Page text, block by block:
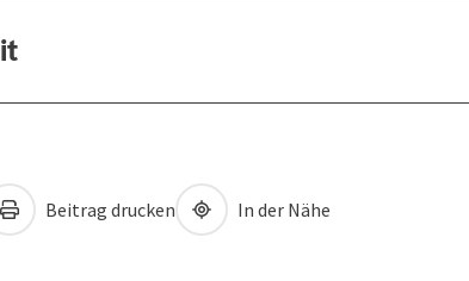
Beitrag drucken In der Nähe